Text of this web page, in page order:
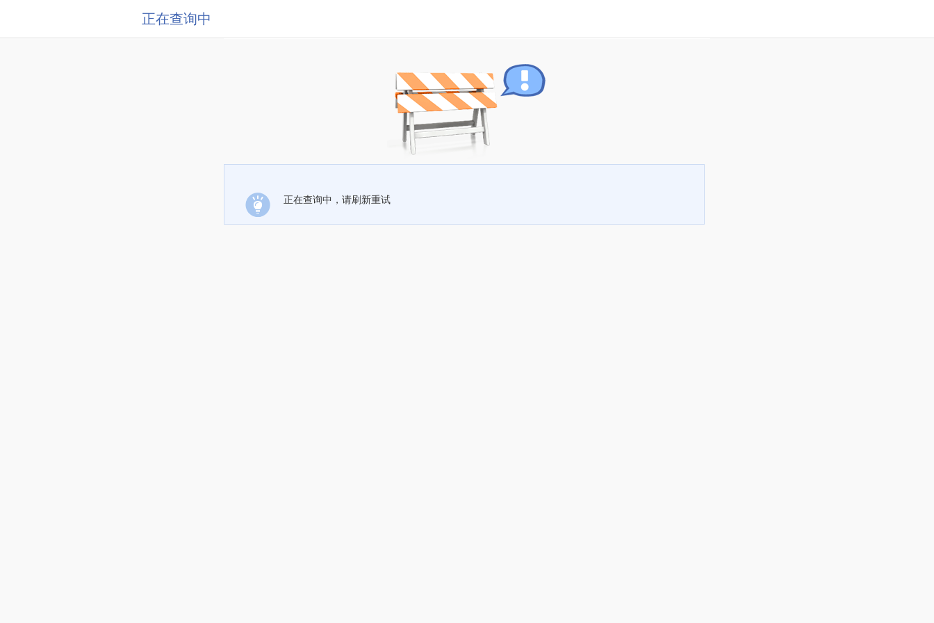
正在查询中
正在查询中，请刷新重试